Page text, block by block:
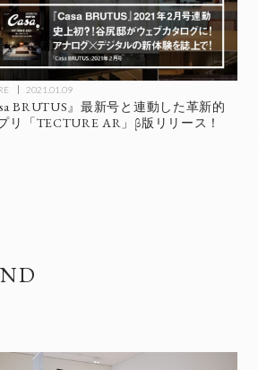
2021.01.09
BRUTUS』最新号と連動した革新的
リ「TECTURE AR」β版リリース！